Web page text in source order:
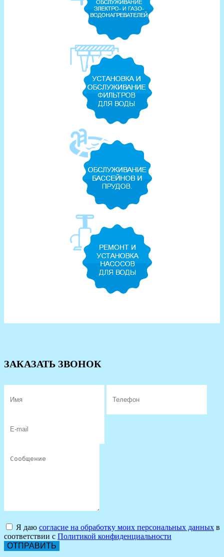
ЗАКАЗАТЬ ЗВОНОК
Я даю согласие на обработку моих персональных данных в
соответствии с Политикой конфиденциальности
ОТПРАВИТЬ